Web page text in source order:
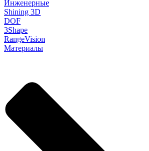
Инженерные
Shining 3D
DOF
3Shape
RangeVision
Материалы